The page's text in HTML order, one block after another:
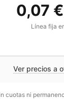
0,07
Línea fija
Ver precios a
cuotas ni